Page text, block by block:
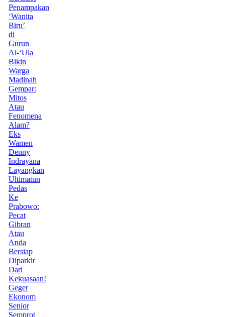
Penampakan
‘Wanita
Biru’
di
Gurun
Al-‘Ula
Bikin
Warga
Madinah
Gempar:
Mitos
Atau
Fenomena
Alam?
Eks
Wamen
Denny
Indrayana
Layangkan
Ultimatun
Pedas
Ke
Prabowo:
Pecat
Gibran
Atau
Anda
Bersiap
Diparkir
Dari
Kekuasaan!
Geger
Ekonom
Senior
Semprot